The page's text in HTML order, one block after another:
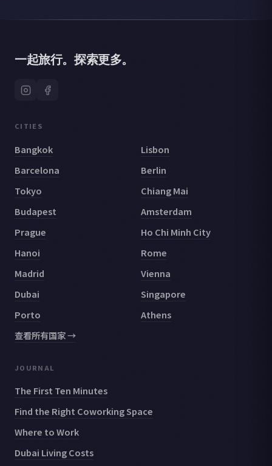
一起旅行。探索更多。
CITIES
Bangkok
Lisbon
Barcelona
Berlin
Tokyo
Chiang Mai
Budapest
Amsterdam
Prague
Ho Chi Minh City
Hanoi
Rome
Madrid
Vienna
Dubai
Singapore
Porto
Athens
查看所有国家 →
JOURNAL
The First Ten Minutes
Find the Right Coworking Space
Where to Work
Dubai Living Costs